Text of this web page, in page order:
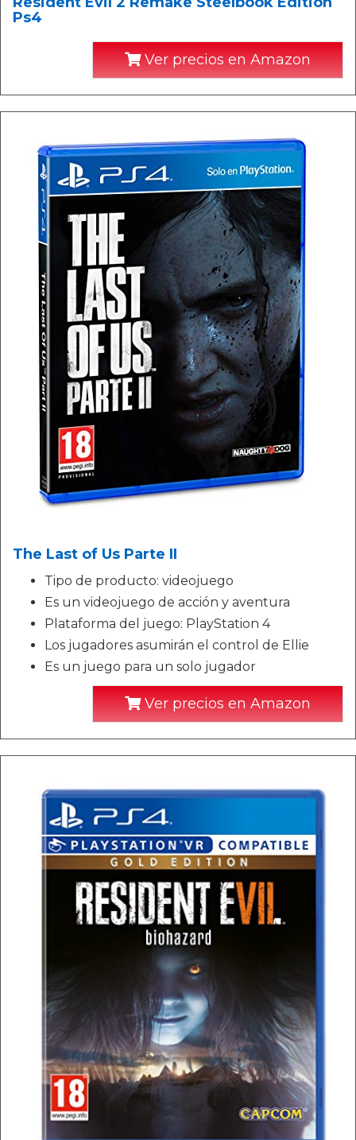
Ps4
Ver precios en Amazon
The Last of Us Parte II
Tipo de producto: videojuego
Es un videojuego de acción y aventura
Plataforma del juego: PlayStation 4
Los jugadores asumirán el control de Ellie
Es un juego para un solo jugador
Ver precios en Amazon